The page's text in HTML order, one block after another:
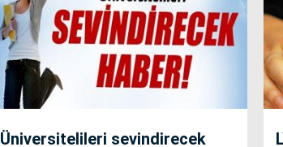
Üniversitelileri sevindirecek